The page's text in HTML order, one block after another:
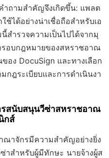
ำถามสำคัญจึงเกิดขึ้น: แพลต
ช้ได้อย่างน่าเชื่อถือสำหรับเอ
สำรวจความเป็นไปได้จากมุ
รอบกฎหมายของสหราชอาณ
อง DocuSign และทางเลือก
กฎระเบียบและการดำเนินงา
สนับสนุนวีซ่าสหราชอาณ
กส์
าจักรมีความสำคัญอย่างยิ่ง
าสำหรับผู้มีทักษะ นายจ้างผู้ส